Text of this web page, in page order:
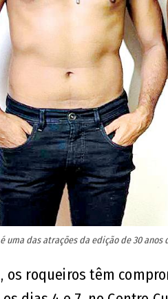
uma das atrações da edição de 30
os roqueiros têm